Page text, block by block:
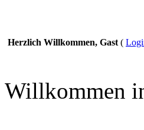
Herzlich Willkommen, Gast (
Willkommen